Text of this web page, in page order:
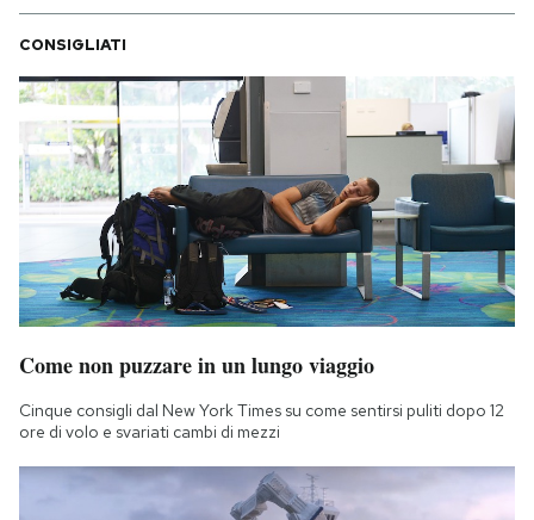
CONSIGLIATI
Come non puzzare in un lungo viaggio
Cinque consigli dal New York Times su come sentirsi puliti dopo 12
ore di volo e svariati cambi di mezzi